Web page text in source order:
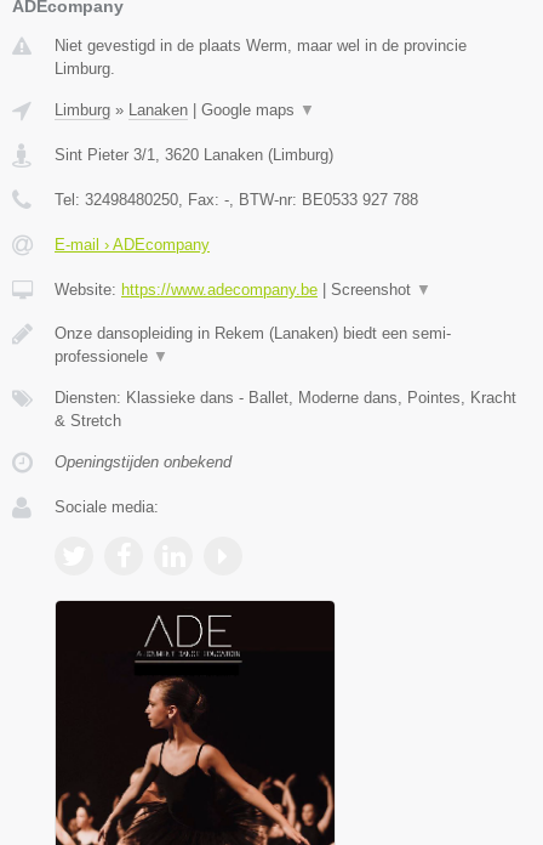
ADEcompany
Niet gevestigd in de plaats Werm, maar wel in de provincie
Limburg.
Limburg » Lanaken | Google maps ▼
Sint Pieter 3/1 3620 Lanaken (Limburg)
Tel: 32498480250 , Fax: - , BTW-nr: BE0533 927 788
E-mail › ADEcompany
Website: https://www.adecompany.be | Screenshot ▼
Onze dansopleiding in Rekem (Lanaken) biedt een semi-
professionele ▼
Diensten: Klassieke dans - Ballet, Moderne dans, Pointes, Kracht
& Stretch
Openingstijden onbekend
Sociale media: